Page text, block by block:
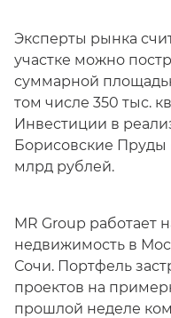
Эксперты рынка
участке можно
суммарной
том числе 350 тыс.
Инвестиции в
Борисовские Пруды
млрд рублей.
MR Group работает
недвижимость в
Сочи. Портфель
проектов на
прошлой неделе